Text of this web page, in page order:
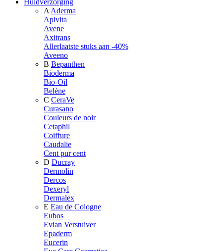
Huidverzorging
A Aderma
Apivita
Avene
Axitrans
Allerlaatste stuks aan -40%
Aveeno
B Bepanthen
Bioderma
Bio-Oil
Belène
C CeraVe
Curasano
Couleurs de noir
Cetaphil
Coiffure
Caudalie
Cent pur cent
D Ducray
Dermolin
Dercos
Dexeryl
Dermalex
E Eau de Cologne
Eubos
Evian Verstuiver
Epaderm
Eucerin